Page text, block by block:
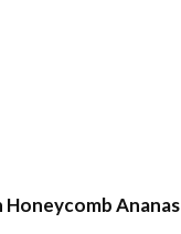
Ananas